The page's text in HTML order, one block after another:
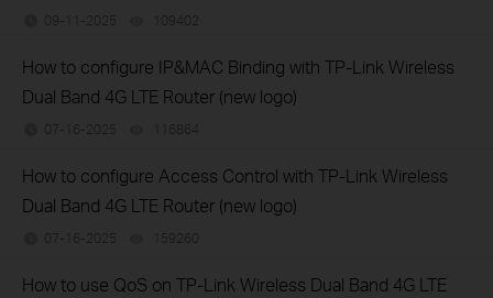
09-11-2025 109402
How to configure IP&MAC Binding with TP-Link Wireless
Dual Band 4G LTE Router (new logo)
07-16-2025 116864
How to configure Access Control with TP-Link Wireless
Dual Band 4G LTE Router (new logo)
07-16-2025 159260
How to use QoS on TP-Link Wireless Dual Band 4G LTE